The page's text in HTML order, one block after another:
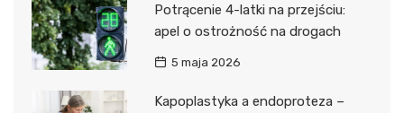
Potrącenie 4-latki na przejściu:
apel o ostrożność na drogach
5 maja 2026
Kapoplastyka a endoproteza –